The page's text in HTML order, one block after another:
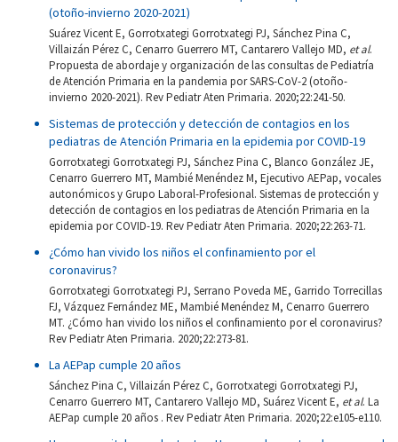
(otoño-invierno 2020-2021)
Suárez Vicent E, Gorrotxategi Gorrotxategi PJ, Sánchez Pina C,
Villaizán Pérez C, Cenarro Guerrero MT, Cantarero Vallejo MD, et al.
Propuesta de abordaje y organización de las consultas de Pediatría
de Atención Primaria en la pandemia por SARS-CoV-2 (otoño-
invierno 2020-2021). Rev Pediatr Aten Primaria. 2020;22:241-50.
Sistemas de protección y detección de contagios en los
pediatras de Atención Primaria en la epidemia por COVID-19
Gorrotxategi Gorrotxategi PJ, Sánchez Pina C, Blanco González JE,
Cenarro Guerrero MT, Mambié Menéndez M, Ejecutivo AEPap, vocales
autonómicos y Grupo Laboral-Profesional. Sistemas de protección y
detección de contagios en los pediatras de Atención Primaria en la
epidemia por COVID-19. Rev Pediatr Aten Primaria. 2020;22:263-71.
¿Cómo han vivido los niños el confinamiento por el
coronavirus?
Gorrotxategi Gorrotxategi PJ, Serrano Poveda ME, Garrido Torrecillas
FJ, Vázquez Fernández ME, Mambié Menéndez M, Cenarro Guerrero
MT. ¿Cómo han vivido los niños el confinamiento por el coronavirus?
Rev Pediatr Aten Primaria. 2020;22:273-81.
La AEPap cumple 20 años
Sánchez Pina C, Villaizán Pérez C, Gorrotxategi Gorrotxategi PJ,
Cenarro Guerrero MT, Cantarero Vallejo MD, Suárez Vicent E, et al. La
AEPap cumple 20 años . Rev Pediatr Aten Primaria. 2020;22:e105-e110.